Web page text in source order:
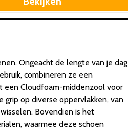
Ongeacht de lengte van je dag
combineren ze een
een Cloudfoam-middenzool voor
op diverse oppervlakken, van
Bovendien is het
waarmee deze schoen